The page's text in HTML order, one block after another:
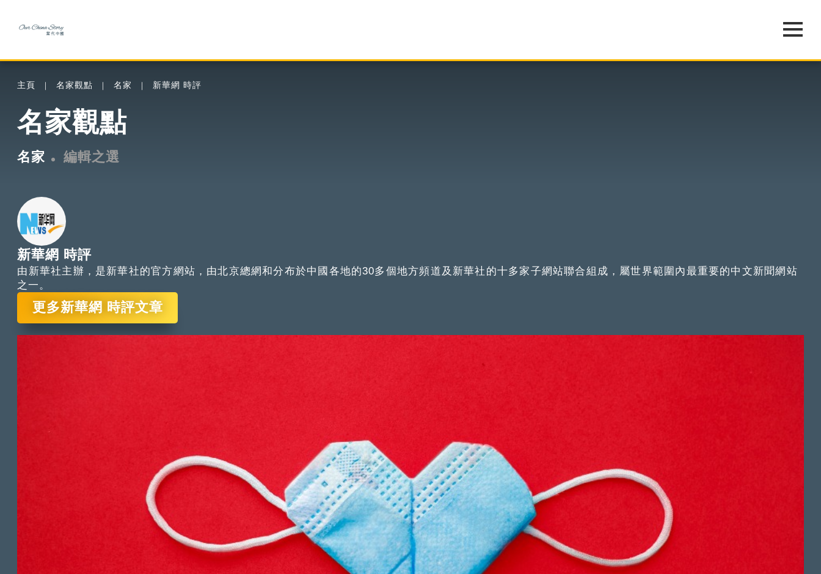
主頁 名家觀點 名家 新華網 時評
名家觀點
名家 編輯之選
新華網 時評
由新華社主辦，是新華社的官方網站，由北京總網和分布於中國各地的30多個地方頻道及新華社的十多家子網站聯合組成，屬世界範圍內最重要的中文新聞網站
之一。
更多新華網 時評文章